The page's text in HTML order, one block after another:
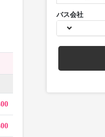
バス会社